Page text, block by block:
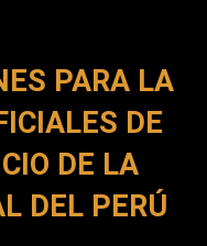
PARA LA
DE
DE LA
DEL PERÚ